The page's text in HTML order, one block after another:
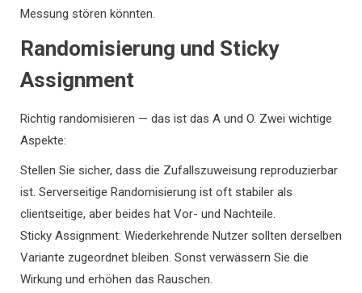
Messung stören könnten.
Randomisierung und Sticky
Assignment
Richtig randomisieren — das ist das A und O. Zwei wichtige
Aspekte:
Stellen Sie sicher, dass die Zufallszuweisung reproduzierbar
ist. Serverseitige Randomisierung ist oft stabiler als
clientseitige, aber beides hat Vor- und Nachteile.
Sticky Assignment: Wiederkehrende Nutzer sollten derselben
Variante zugeordnet bleiben. Sonst verwässern Sie die
Wirkung und erhöhen das Rauschen.